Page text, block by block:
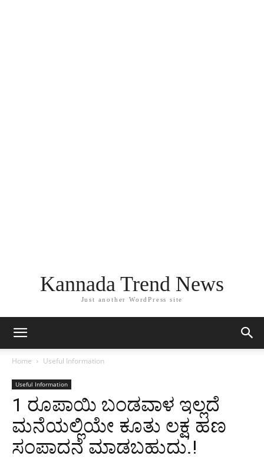
Kannada Trend News
Just another WordPress site
Home Useful Information
Useful Information
1 ರೂಪಾಯಿ ಬಂಡವಾಳ ಇಲ್ಲದೆ
ಮನೆಯಲ್ಲಿಯೇ ಕೂತು ಲಕ್ಷ ಹಣ
ಸಂಪಾದನೆ ಮಾಡಬಹುದು.!